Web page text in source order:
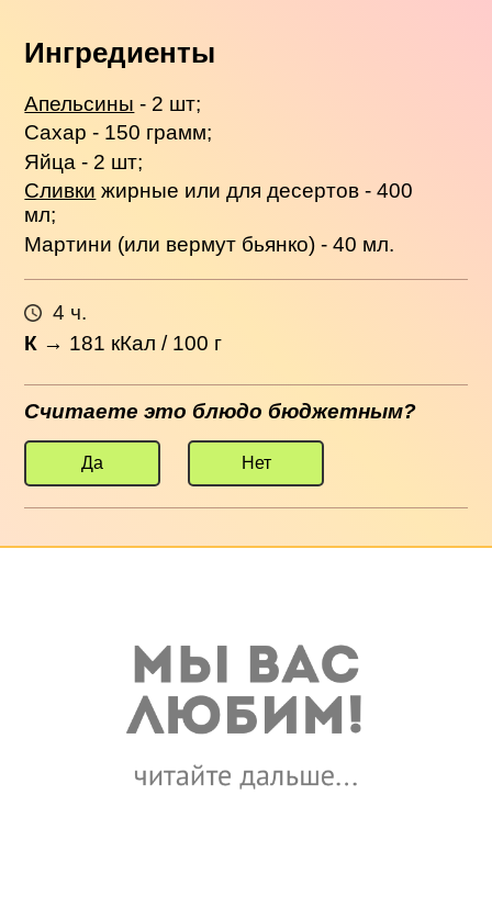
Ингредиенты
Апельсины - 2 шт;
Сахар - 150 грамм;
Яйца - 2 шт;
Сливки жирные или для десертов - 400
мл;
Мартини (или вермут бьянко) - 40 мл.
4 ч.
К → 181 кКал / 100 г
Считаете это блюдо бюджетным?
Да Нет